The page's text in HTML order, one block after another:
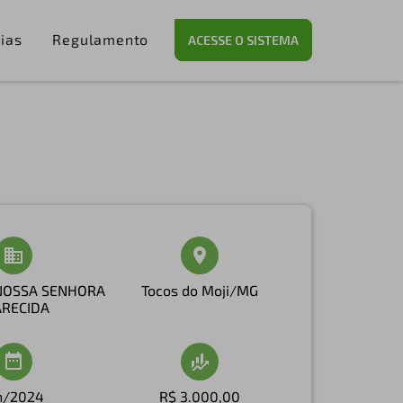
Regulamento ACESSE O SISTEMA
SENHORA
Tocos do Moji/MG
2024 R$ 3.000,00